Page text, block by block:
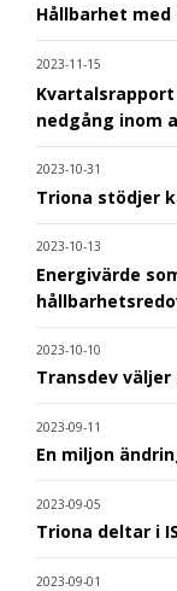
Hållbarhet med
2023-11-15
Kvartalsrapport
nedgång inom
2023-10-31
Triona stödjer
2023-10-13
Energivärde
2023-10-10
Transdev
2023-09-11
En miljon
2023-09-05
Triona deltar i
2023-09-01